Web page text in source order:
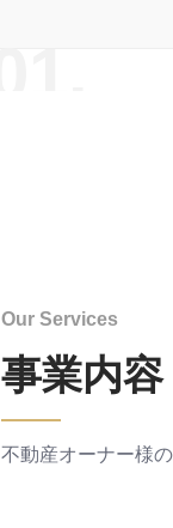
Our Services
事業内容
不動産オーナー様